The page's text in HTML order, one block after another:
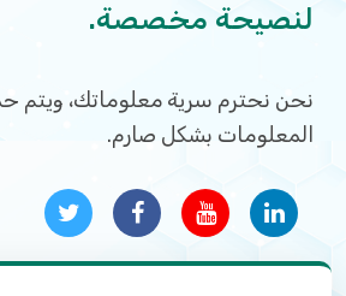
لنصيحة مخصصة.
نحن نحترم سرية معلوماتك، ويتم
المعلومات بشكل صارم.